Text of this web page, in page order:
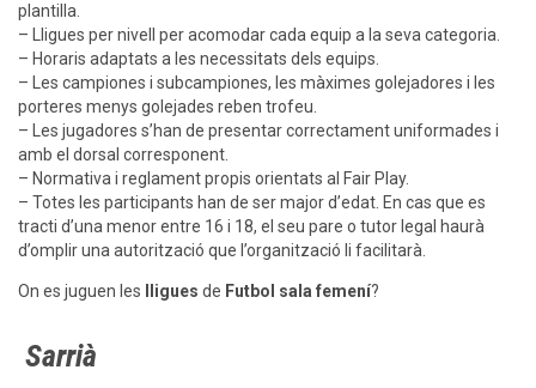
plantilla.
– Lligues per nivell per acomodar cada equip a la seva categoria.
– Horaris adaptats a les necessitats dels equips.
– Les campiones i subcampiones, les màximes golejadores i les
porteres menys golejades reben trofeu.
– Les jugadores s’han de presentar correctament uniformades i
amb el dorsal corresponent.
– Normativa i reglament propis orientats al Fair Play.
– Totes les participants han de ser major d’edat. En cas que es
tracti d’una menor entre 16 i 18, el seu pare o tutor legal haurà
d’omplir una autorització que l’organització li facilitarà.
On es juguen les lligues de Futbol sala femení?
Sarrià